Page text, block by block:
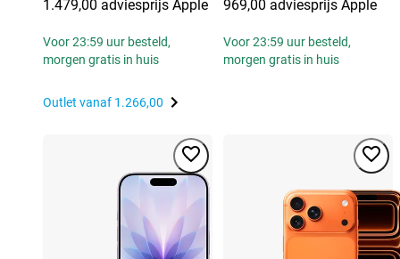
1.479,00 adviesprijs Apple
Voor 23:59 uur besteld,
morgen gratis in huis
Outlet vanaf 1.266,00
969,00 adviesprijs Apple
Voor 23:59 uur besteld,
morgen gratis in huis